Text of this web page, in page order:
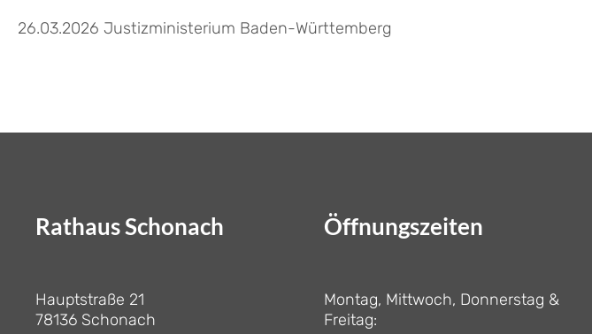
26.03.2026 Justizministerium Baden-Württemberg
Rathaus Schonach
Hauptstraße 21
78136 Schonach
Öffnungszeiten
Montag, Mittwoch, Donnerstag &
Freitag: